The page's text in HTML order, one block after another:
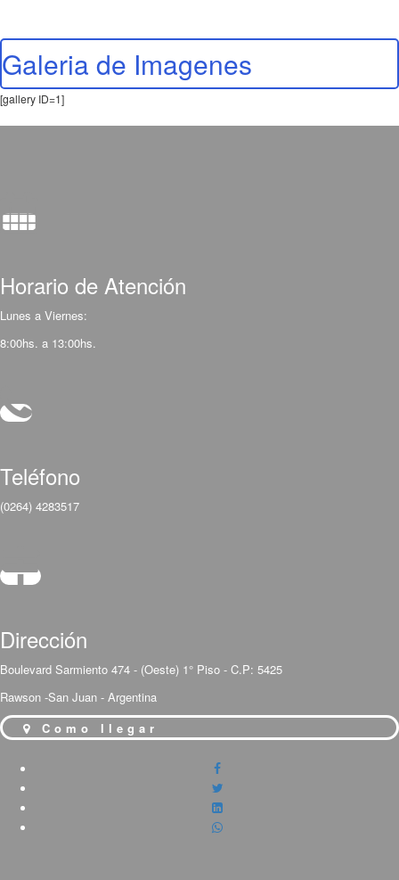
Galeria de Imagenes
[gallery ID=1]
Horario de Atención
Lunes a Viernes:
8:00hs. a 13:00hs.
Teléfono
(0264) 4283517
Dirección
Boulevard Sarmiento 474 - (Oeste) 1° Piso - C.P: 5425
Rawson -San Juan - Argentina
Como llegar